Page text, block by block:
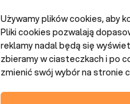
Używamy plików cookies, aby
Pliki cookies pozwalają
reklamy nadal będą się
zbieramy w ciasteczkach i po
zmienić swój wybór na stronie